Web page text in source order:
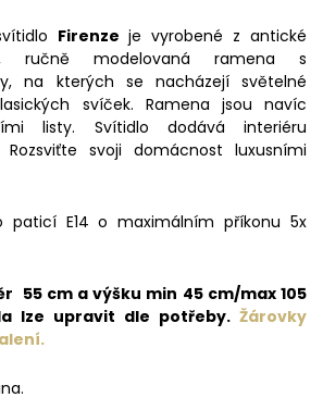
Firenze je vyrobené z antické
ručně modelovaná ramena s
na kterých se nacházejí světelné
svíček. Ramena jsou navíc
listy. Svítidlo dodává interiéru
svoji domácnost luxusními
paticí E14 o maximálním příkonu 5x
55 cm a výšku min 45 cm/max 105
lze upravit dle potřeby. Žárovky